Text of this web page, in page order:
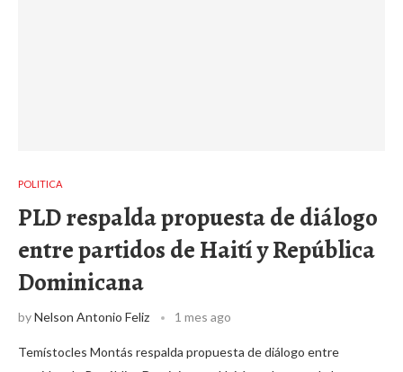
POLITICA
PLD respalda propuesta de diálogo
entre partidos de Haití y República
Dominicana
byNelson Antonio Feliz 1 mes ago
Temístocles Montás respalda propuesta de diálogo entre